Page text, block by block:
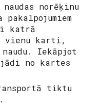
norēķinu
katrā
vienu karti,
Iekāpjot
no kartes
tiktu